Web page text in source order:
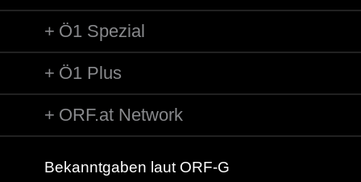
Ö1 Spezial
Ö1 Plus
ORF.at Network
Bekanntgaben laut ORF-G